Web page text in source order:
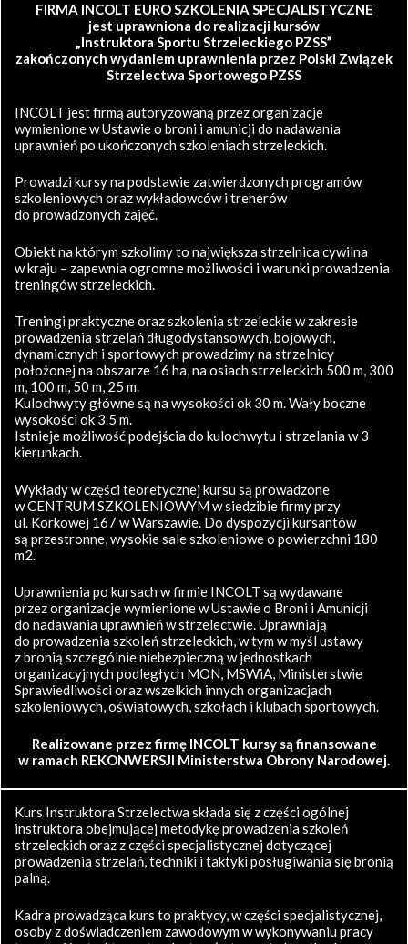
FIRMA INCOLT EURO SZKOLENIA SPECJALISTYCZNE
jest uprawniona do realizacji kursów
„Instruktora Sportu Strzeleckiego PZSS”
zakończonych wydaniem uprawnienia przez Polski Związek
Strzelectwa Sportowego PZSS
INCOLT jest firmą autoryzowaną przez organizacje
wymienione w Ustawie o broni i amunicji do nadawania
uprawnień po ukończonych szkoleniach strzeleckich.
Prowadzi kursy na podstawie zatwierdzonych programów
szkoleniowych oraz wykładowców i trenerów
do prowadzonych zajęć.
Obiekt na którym szkolimy to największa strzelnica cywilna
w kraju – zapewnia ogromne możliwości i warunki prowadzenia
treningów strzeleckich.
Treningi praktyczne oraz szkolenia strzeleckie w zakresie
prowadzenia strzelań długodystansowych, bojowych,
dynamicznych i sportowych prowadzimy na strzelnicy
położonej na obszarze 16 ha, na osiach strzeleckich 500 m, 300
m, 100 m, 50 m, 25 m.
Kulochwyty główne są na wysokości ok 30 m. Wały boczne
wysokości ok 3.5 m.
Istnieje możliwość podejścia do kulochwytu i strzelania w 3
kierunkach.
Wykłady w części teoretycznej kursu są prowadzone
w CENTRUM SZKOLENIOWYM w siedzibie firmy przy
ul. Korkowej 167 w Warszawie. Do dyspozycji kursantów
są przestronne, wysokie sale szkoleniowe o powierzchni 180
m2.
Uprawnienia po kursach w firmie INCOLT są wydawane
przez organizacje wymienione w Ustawie o Broni i Amunicji
do nadawania uprawnień w strzelectwie. Uprawniają
do prowadzenia szkoleń strzeleckich, w tym w myśl ustawy
z bronią szczególnie niebezpieczną w jednostkach
organizacyjnych podległych MON, MSWiA, Ministerstwie
Sprawiedliwości oraz wszelkich innych organizacjach
szkoleniowych, oświatowych, szkołach i klubach sportowych.
Realizowane przez firmę INCOLT kursy są finansowane
w ramach REKONWERSJI Ministerstwa Obrony Narodowej.
Kurs Instruktora Strzelectwa składa się z części ogólnej
instruktora obejmującej metodykę prowadzenia szkoleń
strzeleckich oraz z części specjalistycznej dotyczącej
prowadzenia strzelań, techniki i taktyki posługiwania się bronią
palną.
Kadra prowadząca kurs to praktycy, w części specjalistycznej,
osoby z doświadczeniem zawodowym w wykonywaniu pracy